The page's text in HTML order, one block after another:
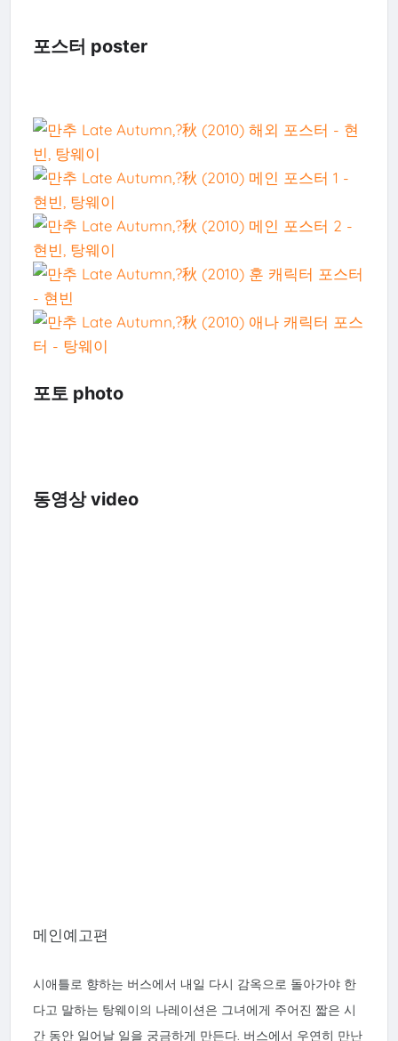
포스터 poster
포토 photo
동영상 video
메인예고편
시애틀로 향하는 버스에서 내일 다시 감옥으로 돌아가야 한
다고 말하는 탕웨이의 나레이션은 그녀에게 주어진 짧은 시
간 동안 일어날 일을 궁금하게 만든다. 버스에서 우연히 만난